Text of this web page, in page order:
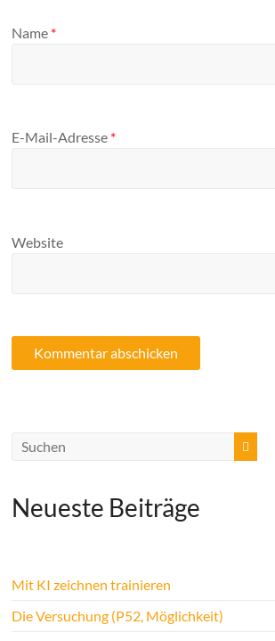
Name *
E-Mail-Adresse *
Website
Neueste Beiträge
Mit KI zeichnen trainieren
Die Versuchung (P52, Möglichkeit)